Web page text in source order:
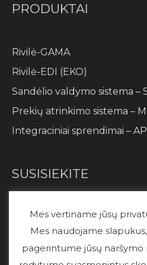
PRODUKTAI
Rivilė-GAMA
Rivilė-EDI (EKO)
Sandėlio valdymo sistema –
Prekių atrinkimo sistema –
Integraciniai sprendimai –
SUSISIEKITE
Adresas: Draugystės pr. 6-17,
El. p.:info@ideaoptima.lt
Tel.:+370 687 23494
Mes vertiname jūsų
Mes naudojame
pagerintume jūsų naršymo